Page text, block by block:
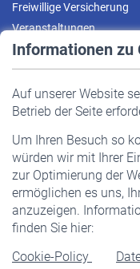
Informationen zu
Auf unserer Website
Betrieb der Seite
Um Ihren Besuch so
würden wir mit Ihrer
zur Optimierung der
ermöglichen es uns,
anzuzeigen.
finden Sie hier:
Cookie-Policy
Freiwillige Versicherung
Veranstaltungen
Pflichtversicherung
Staatliche Förderung
Veranstaltungen
Rentner
Rentenbeginn
Rente beantragen